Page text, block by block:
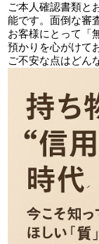
ご本人確認書類と
能です。面倒な審
お客様にとって「
預かりを心がけて
ご不安な点はどん